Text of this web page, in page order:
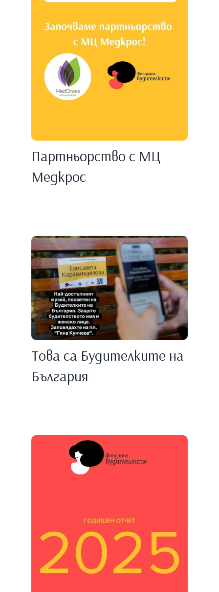
Партньорство с МЦ
Медкрос
Това са Будителките на
България